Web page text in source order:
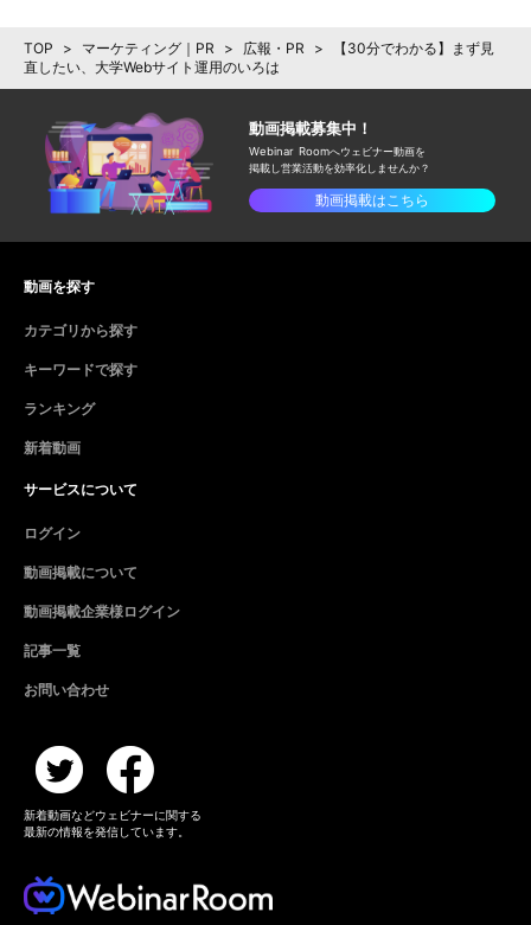
TOP > マーケティング｜PR > 広報・PR >
【30分でわかる】まず見
直したい、大学Webサイト運用のいろは
動画掲載募集中！
Webinar Roomへウェビナー動画を
掲載し営業活動を効率化しませんか？
動画掲載はこちら
動画を探す
カテゴリから探す
キーワードで探す
ランキング
新着動画
サービスについて
ログイン
動画掲載について
動画掲載企業様ログイン
記事一覧
お問い合わせ
新着動画などウェビナーに関する
最新の情報を発信しています。